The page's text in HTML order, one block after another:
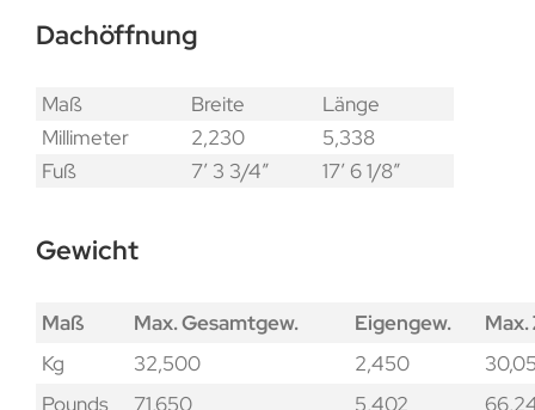
Dachöffnung
Maß Breite
Länge
Millimeter
2,230
5,338
Fuß
7′ 3 3/4″ 17′ 6 1/8″
Gewicht
Maß Max. Gesamtgew. Eigengew.
Kg
32,500 2,450
Pounds
71,650 5,402